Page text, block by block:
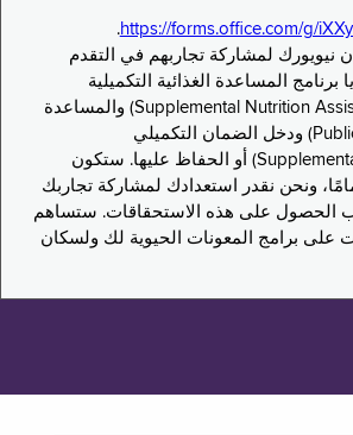
https://forms.office.com/g/
.
نيويورك لمشاركة تجاربهم في التقدم
المساعدة الغذائية التكميلية
(Supplemental Nutrition Assistance Program, SNAP) والمساعدة
العامة (Public Assistance, PA) ودخل الضمان التكميلي
(Supplemental Security Income, SSI) أو الحفاظ عليها. ستكون
ونحن نقدر استعدادك لمشاركة تجاربك
الحصول على هذه الاستحقاقات. ستساهم
على برامج المعونات الحيوية لك ولسكان